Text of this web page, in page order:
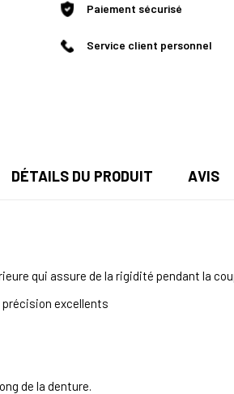
Paiement sécurisé
Service client personnel
DÉTAILS DU PRODUIT AVIS
qui assure de la rigidité pendant la
excellents
de la denture.